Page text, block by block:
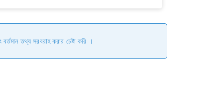
তথ্য সরবরাহ করার চেষ্টা করি ।